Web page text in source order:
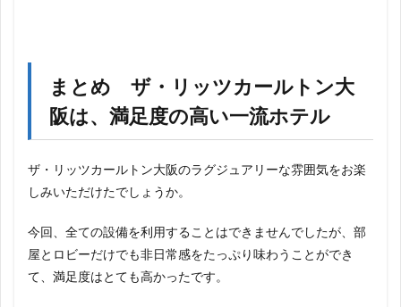
まとめ ザ・リッツカールトン大
阪は、満足度の高い一流ホテル
ザ・リッツカールトン大阪のラグジュアリーな雰囲気をお楽
しみいただけたでしょうか。
今回、全ての設備を利用することはできませんでしたが、部
屋とロビーだけでも非日常感をたっぷり味わうことができ
て、満足度はとても高かったです。